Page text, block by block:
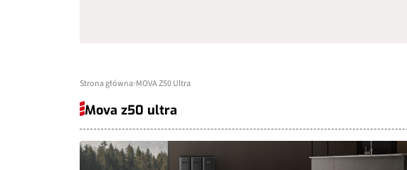
Strona główna MOVA Z50 Ultra
Mova z50 ultra